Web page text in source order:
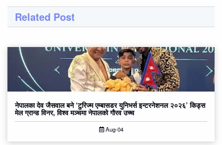
Related Post
नेपालका देव जैसवाल बने ‘टुरिज्म एम्बासडर युनिभर्स इन्टरनेशनल २०२६’ किड्स
मेल ग्रान्ड विनर, विश्व मञ्चमा नेपालको गौरव उच्च
Aug-04